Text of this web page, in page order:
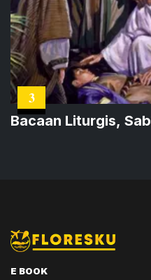
3
Bacaan Liturgis,
E BOOK